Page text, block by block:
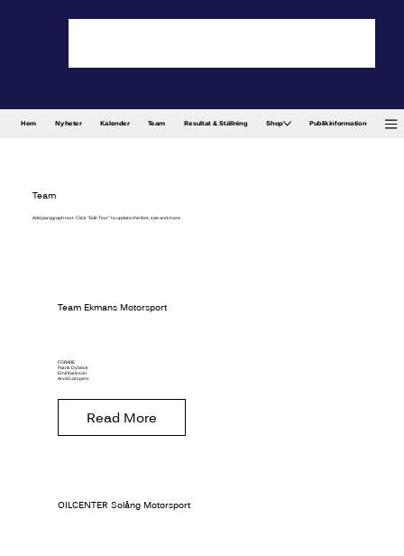
Hem Nyheter Kalender Team Resultat & Ställning Shop Publikinformation
Team
Add paragraph text. Click “Edit Text” to update the font, size and more.
Team Ekmans Motorsport
FÖRARE
Patrik Dybeck
Emil Karlsson
Arvid Larspers
Read More
OILCENTER Solång Motorsport